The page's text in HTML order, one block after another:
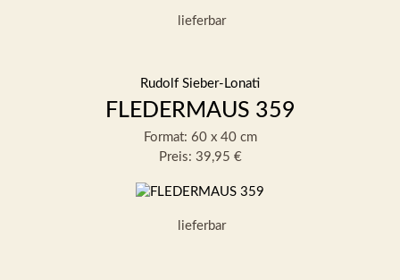
lieferbar
Rudolf Sieber-Lonati
FLEDERMAUS 359
Format: 60 x 40 cm
Preis: 39,95 €
lieferbar